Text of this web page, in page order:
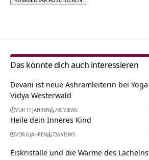
Das könnte dich auch interessieren
Devani ist neue Ashramleiterin bei Yoga
Vidya Westerwald
VOR 11 JAHREN 790 VIEWS
Heile dein Inneres Kind
VOR 6 JAHREN 738 VIEWS
Eiskristalle und die Wärme des Lächelns